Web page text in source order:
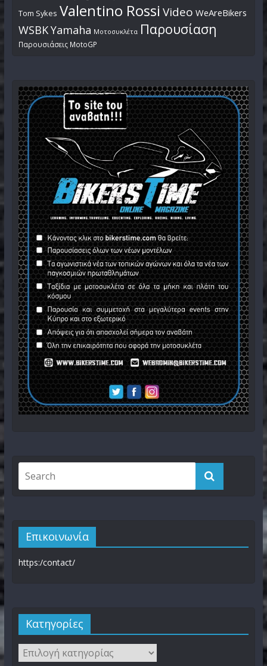
Tom Sykes Valentino Rossi Video WeAreBikers
WSBKYamaha Μοτοσυκλέτα Παρουσίαση
Παρουσιάσεις MotoGP
Επικοινωνία
https:/contact/
Kατηγορίες